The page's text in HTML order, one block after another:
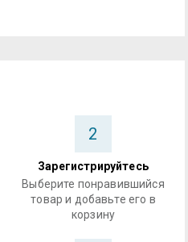
2
Зарегистрируйтесь
Выберите понравившийся
товар и добавьте его в
корзину